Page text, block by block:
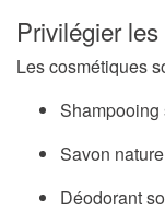
Privilégier
Les cosmétiques
Shampooing
Savon
Déodorant